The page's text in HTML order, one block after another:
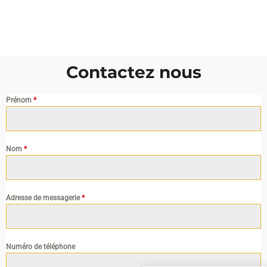
Contactez nous
Prénom *
Nom *
Adresse de messagerie*
Numéro de téléphone